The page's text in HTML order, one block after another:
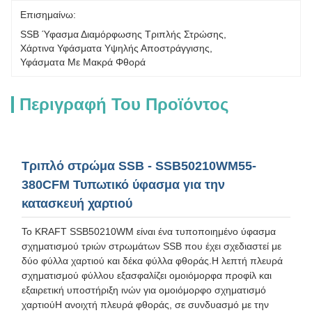
Επισημαίνω:
SSB Ύφασμα Διαμόρφωσης Τριπλής Στρώσης
Χάρτινα Υφάσματα Υψηλής Αποστράγγισης
Υφάσματα Με Μακρά Φθορά
Περιγραφή Του Προϊόντος
Τριπλό στρώμα SSB - SSB50210WM55-
380CFM Τυπωτικό ύφασμα για την
κατασκευή χαρτιού
Το KRAFT SSB50210WM είναι ένα τυποποιημένο ύφασμα
σχηματισμού τριών στρωμάτων SSB που έχει σχεδιαστεί με
δύο φύλλα χαρτιού και δέκα φύλλα φθοράς.Η λεπτή πλευρά
σχηματισμού φύλλου εξασφαλίζει ομοιόμορφα προφίλ και
εξαιρετική υποστήριξη ινών για ομοιόμορφο σχηματισμό
χαρτιούΗ ανοιχτή πλευρά φθοράς, σε συνδυασμό με την